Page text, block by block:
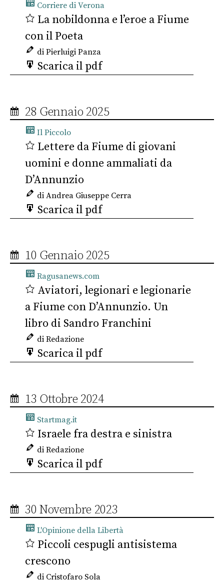
Corriere di Verona
La nobildonna e l’eroe a Fiume
con il Poeta
di Pierluigi Panza
Scarica il pdf
28 Gennaio 2025
Il Piccolo
Lettere da Fiume di giovani
uomini e donne ammaliati da
D’Annunzio
di Andrea Giuseppe Cerra
Scarica il pdf
10 Gennaio 2025
Ragusanews.com
Aviatori, legionari e legionarie
a Fiume con D’Annunzio. Un
libro di Sandro Franchini
di Redazione
Scarica il pdf
13 Ottobre 2024
Startmag.it
Israele fra destra e sinistra
di Redazione
Scarica il pdf
30 Novembre 2023
L'Opinione della Libertà
Piccoli cespugli antisistema
crescono
di Cristofaro Sola